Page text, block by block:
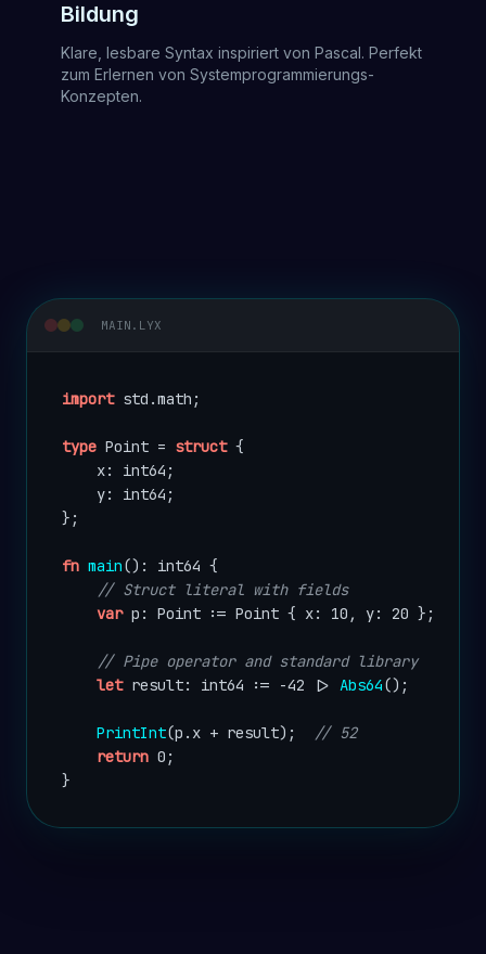
Bildung
Klare, lesbare Syntax inspiriert von Pascal. Perfekt
zum Erlernen von Systemprogrammierungs-
Konzepten.
MAIN.LYX
import std.math;
type Point = struct {
    x: int64;
    y: int64;
};
fn main(): int64 {
// Struct literal with fields
var p: Point := Point { x: 10, y: 20 };
// Pipe operator and standard library
let result: int64 := -42 |> Abs64();
PrintInt(p.x + result);
// 52
return 0;
}